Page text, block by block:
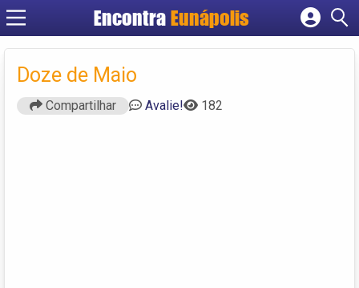
EncontraEunápolis
Cadastrar empresa
Doze de Maio
Compartilhar Avalie! 182